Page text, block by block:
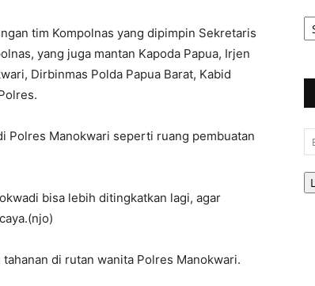
tim Kompolnas yang dipimpin Sekretaris
yang juga mantan Kapoda Papua, Irjen
Dirbinmas Polda Papua Barat, Kabid
Polres Manokwari seperti ruang pembuatan
bisa lebih ditingkatkan lagi, agar
di rutan wanita Polres Manokwari.